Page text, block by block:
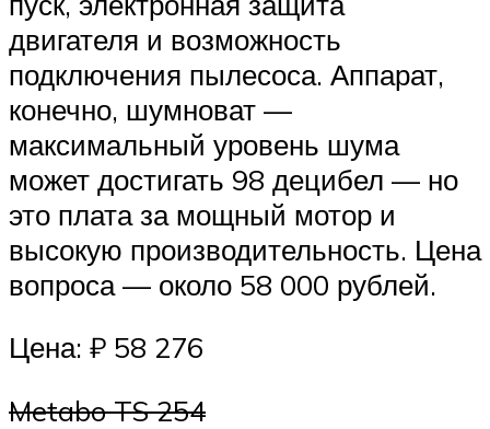
двигателя и возможность
подключения пылесоса. Аппарат,
конечно, шумноват —
максимальный уровень шума
может достигать 98 децибел — но
это плата за мощный мотор и
высокую производительность. Цена
вопроса — около 58 000 рублей.
Цена: ₽ 58 276
Metabo TS 254